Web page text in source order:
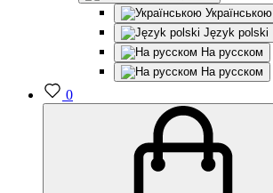
Українською
Język polski
На русском
На русском
0